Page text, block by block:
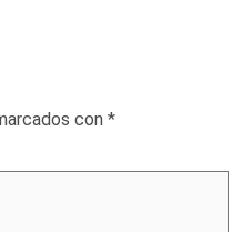
con *